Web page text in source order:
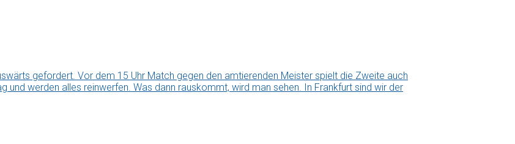
gefordert. Vor dem 15 Uhr Match gegen den amtierenden Meister spielt die Zweite auch
und werden alles reinwerfen. Was dann rauskommt, wird man sehen. In Frankfurt sind wir der